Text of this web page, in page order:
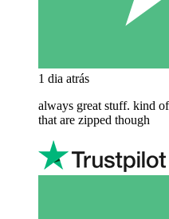
1 dia atrás
always great stuff. kind
that are zipped though